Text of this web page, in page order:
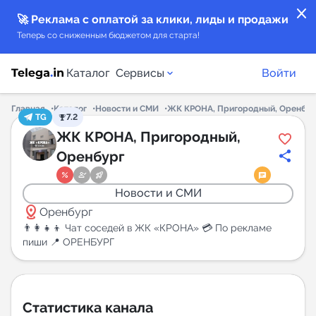
close
🚀 Реклама с оплатой за клики, лиды и продажи
Теперь со сниженным бюджетом для старта!
Каталог Сервисы
Каталог каналов
Каталог ботов
Горящие предложения
Индекс читаемости каналов в Telegram
New
New
Войти
Главная Каталог Новости и СМИ
ЖК КРОНА, Пригородный,
TG
7.2
ЖК КРОНА, Пригородный,
Оренбург
Новости и СМИ
distance Оренбург
👨‍👩‍👧‍👦 Чат соседей в ЖК «КРОНА» 💳 По рекламе
пиши 📍 ОРЕНБУРГ
Статистика канала